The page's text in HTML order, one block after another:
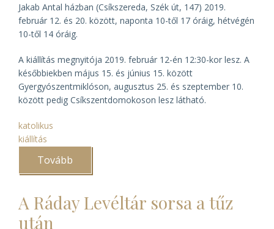
Jakab Antal házban (Csíkszereda, Szék út, 147) 2019.
február 12. és 20. között, naponta 10-től 17 óráig, hétvégén
10-től 14 óráig.
A kiállítás megnyitója 2019. február 12-én 12:30-kor lesz. A
későbbiekben május 15. és június 15. között
Gyergyószentmiklóson, augusztus 25. és szeptember 10.
között pedig Csíkszentdomokoson lesz látható.
katolikus
kiállítás
Tovább
püspöknek)
A Ráday Levéltár sorsa a tűz
után